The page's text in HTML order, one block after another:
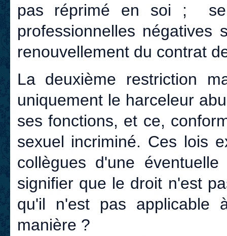
pas réprimé en soi ;
professionnelles négatives
renouvellement du contrat
La deuxième restriction
uniquement le harceleur
ses fonctions, et ce,
sexuel incriminé. Ces lois
collègues d'une
signifier que le droit n'est
qu'il n'est pas
manière ?